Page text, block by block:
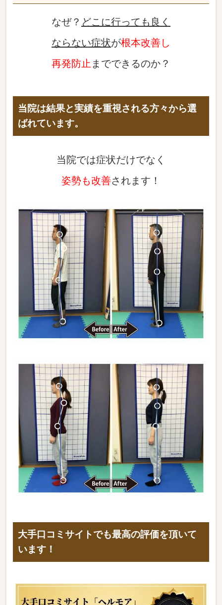
なぜ？ どこに行っても良く
ならない症状が根本改善し
再発防止 までできるのか？
当院は結果と実績を重視される方々から選
ばれています。
当院では症状だけでなく
姿勢も改善されます！
大手口コミサイトでも最高の評価を頂いて
います！